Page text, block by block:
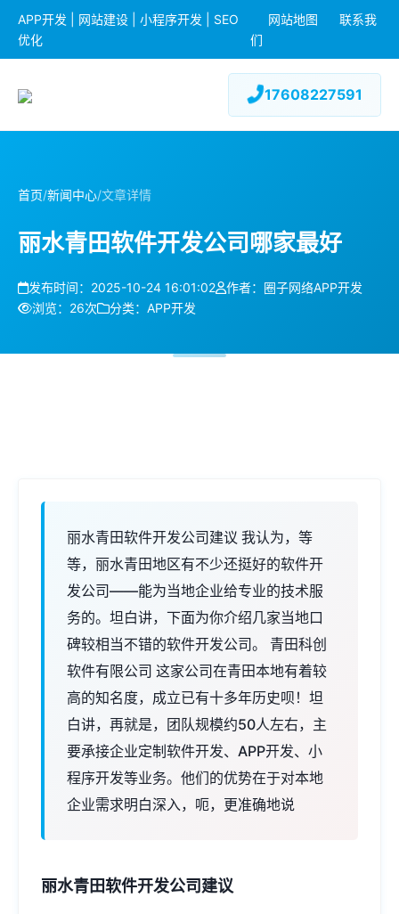
APP开发 | 网站建设 | 小程序开发 | SEO
优化
网站地图
联系我
们
17608227591
首页/新闻中心/文章详情
丽水青田软件开发公司哪家最好
发布时间：2025-10-24 16:01:02
作者：圈子网络APP开发
浏览：26次
分类：APP开发
丽水青田软件开发公司建议 我认为，等
等，丽水青田地区有不少还挺好的软件开
发公司——能为当地企业给专业的技术服
务的。坦白讲，下面为你介绍几家当地口
碑较相当不错的软件开发公司。 青田科创
软件有限公司 这家公司在青田本地有着较
高的知名度，成立已有十多年历史呗！坦
白讲，再就是，团队规模约50人左右，主
要承接企业定制软件开发、APP开发、小
程序开发等业务。他们的优势在于对本地
企业需求明白深入，呃，更准确地说
丽水青田软件开发公司建议